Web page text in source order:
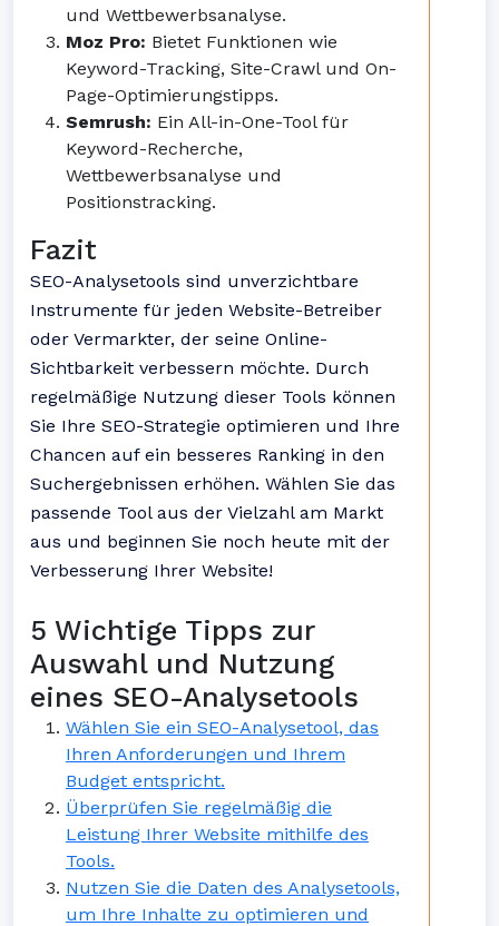
und Wettbewerbsanalyse.
Moz Pro: Bietet Funktionen wie
Keyword-Tracking, Site-Crawl und On-
Page-Optimierungstipps.
Semrush: Ein All-in-One-Tool für
Keyword-Recherche,
Wettbewerbsanalyse und
Positionstracking.
Fazit
SEO-Analysetools sind unverzichtbare
Instrumente für jeden Website-Betreiber
oder Vermarkter, der seine Online-
Sichtbarkeit verbessern möchte. Durch
regelmäßige Nutzung dieser Tools können
Sie Ihre SEO-Strategie optimieren und Ihre
Chancen auf ein besseres Ranking in den
Suchergebnissen erhöhen. Wählen Sie das
passende Tool aus der Vielzahl am Markt
aus und beginnen Sie noch heute mit der
Verbesserung Ihrer Website!
5 Wichtige Tipps zur
Auswahl und Nutzung
eines SEO-Analysetools
Wählen Sie ein SEO-Analysetool, das
Ihren Anforderungen und Ihrem
Budget entspricht.
Überprüfen Sie regelmäßig die
Leistung Ihrer Website mithilfe des
Tools.
Nutzen Sie die Daten des Analysetools,
um Ihre Inhalte zu optimieren und